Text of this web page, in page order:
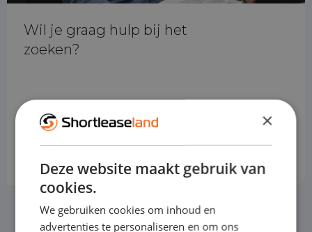
Wil je graag hulp bij het
zoeken?
Zoekhulp
×
Deze website maakt gebruik van
cookies.
We gebruiken cookies om inhoud en
advertenties te personaliseren en om ons